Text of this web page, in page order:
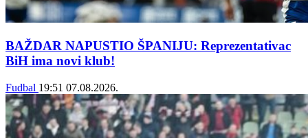
BAŽDAR NAPUSTIO ŠPANIJU: Reprezentativac
BiH ima novi klub!
Fudbal 19:51 07.08.2026.